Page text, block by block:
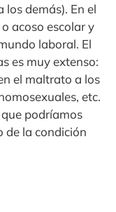
demás). En el
acoso escolar y
laboral. El
es muy extenso:
el maltrato a los
etc.
podríamos
de la condición